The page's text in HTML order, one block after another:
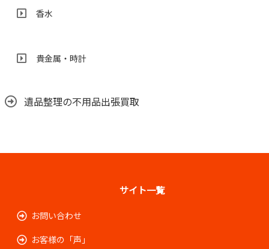
香水
貴金属・時計
遺品整理の不用品出張買取
サイト一覧
お問い合わせ
お客様の「声」